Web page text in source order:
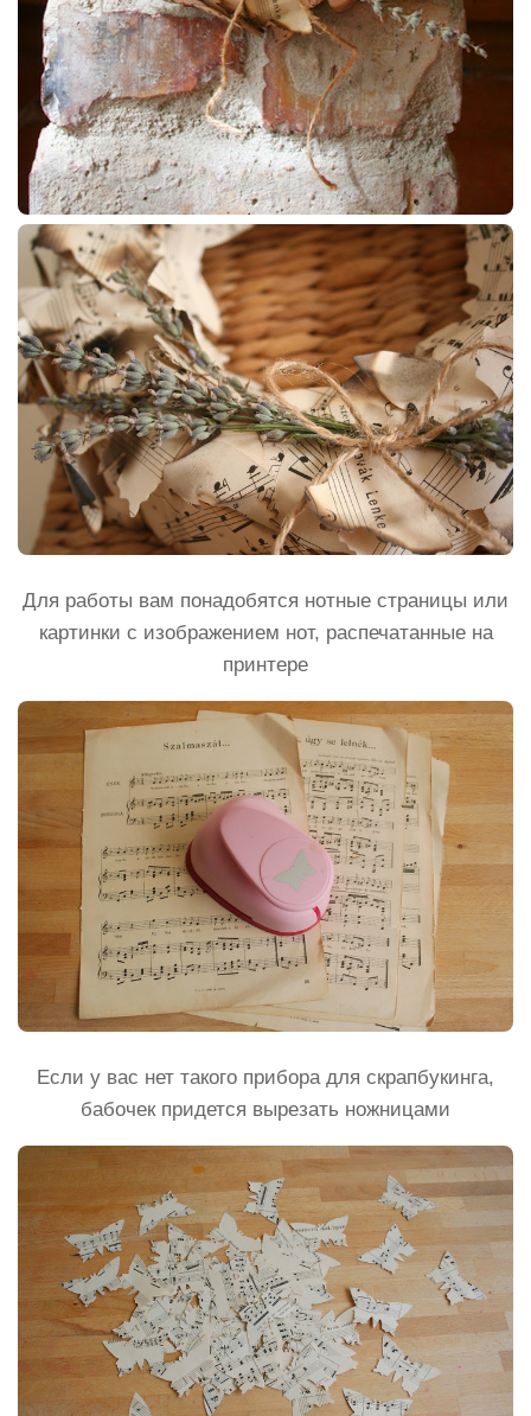
Для работы вам понадобятся нотные страницы или
картинки с изображением нот, распечатанные на
принтере
Если у вас нет такого прибора для скрапбукинга,
бабочек придется вырезать ножницами